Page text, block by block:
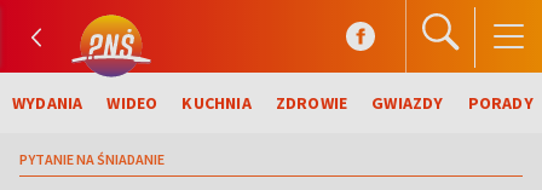
WYDANIA WIDEO KUCHNIA ZDROWIE GWIAZDY PORADY
PYTANIE NA ŚNIADANIE